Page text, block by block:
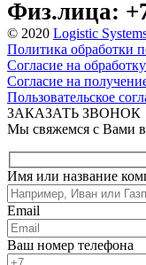
Физ.лица:
© 2020 Logistic
Политика обработки
Согласие на
Согласие на
Пользовательское
ЗАКАЗАТЬ ЗВОНОК
Мы свяжемся с Вами
Имя или название
Email
Ваш номер телефона